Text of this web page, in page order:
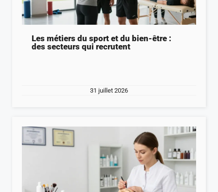
Les métiers du sport et du bien-être :
des secteurs qui recrutent
31 juillet 2026